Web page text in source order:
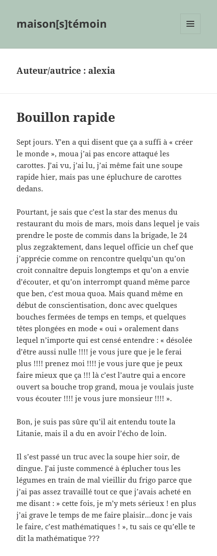
maison[s]témoin
Auteur/autrice : alexia
Bouillon rapide
Sept jours. Y’en a qui disent que ça a suffi à « créer
le monde », moua j’ai pas encore attaqué les
carottes. J’ai vu, j’ai lu, j’ai même fait une soupe
rapide hier, mais pas une épluchure de carottes
dedans.
Pourtant, je sais que c’est la star des menus du
restaurant du mois de mars, mois dans lequel je vais
prendre le poste de commis dans la brigade, le 24
plus zegzaktement, dans lequel officie un chef que
j’apprécie comme on rencontre quelqu’un qu’on
croit connaître depuis longtemps et qu’on a envie
d’écouter, et qu’on interrompt quand même parce
que ben, c’est moua quoa. Mais quand même en
début de conscientisation, donc avec quelques
bouches fermées de temps en temps, et quelques
têtes plongées en mode « oui » oralement dans
lequel n’importe qui est censé entendre : « désolée
d’être aussi nulle !!!! je vous jure que je le ferai
plus !!!! prenez moi !!!! je vous jure que je peux
faire mieux que ça !!! là c’est l’autre qui a encore
ouvert sa bouche trop grand, moua je voulais juste
vous écouter !!!! je vous jure monsieur !!!! ».
Bon, je suis pas sûre qu’il ait entendu toute la
Litanie, mais il a du en avoir l’écho de loin.
Il s’est passé un truc avec la soupe hier soir, de
dingue. J’ai juste commencé à éplucher tous les
légumes en train de mal vieillir du frigo parce que
j’ai pas assez travaillé tout ce que j’avais acheté en
me disant : » cette fois, je m’y mets sérieux ! en plus
j’ai grave le temps de me faire plaisir…donc je vais
le faire, c’est mathématiques ! », tu sais ce qu’elle te
dit la mathématique ???